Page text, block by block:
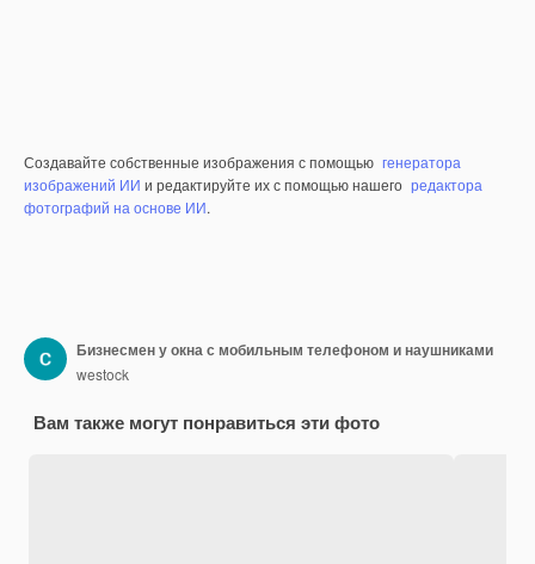
Создавайте собственные изображения с помощью генератора
изображений ИИ и редактируйте их с помощью нашего редактора
фотографий на основе ИИ.
Бизнесмен у окна с мобильным телефоном и наушниками
westock
Вам также могут понравиться эти фото